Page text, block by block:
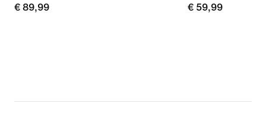
€ 89,99
€ 89,99
€ 59,99
€ 59,99